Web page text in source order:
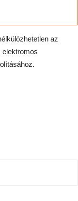
az
elektromos